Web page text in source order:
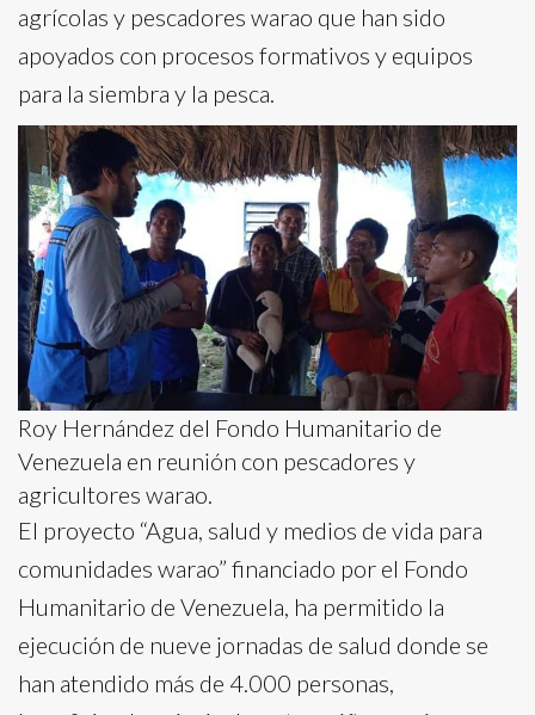
agrícolas y pescadores warao que han sido
apoyados con procesos formativos y equipos
para la siembra y la pesca.
Roy Hernández del Fondo Humanitario de
Venezuela en reunión con pescadores y
agricultores warao.
El proyecto “Agua, salud y medios de vida para
comunidades warao” financiado por el Fondo
Humanitario de Venezuela, ha permitido la
ejecución de nueve jornadas de salud donde se
han atendido más de 4.000 personas,